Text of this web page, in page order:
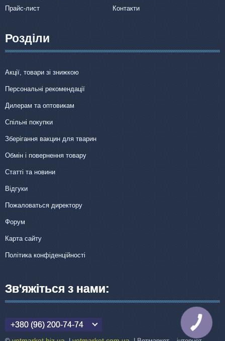
Прайс-лист
Контакти
Розділи
Акції, товари зі знижкою
Персональні рекомендації
Дилерам та оптовикам
Спільні покупки
Зберігання вакцин для тварин
Обмін і повернення товару
Статті та новини
Відгуки
Пожаловаться директору
Форум
Карта сайту
Політика конфіденційності
Зв'яжіться з нами:
+380 (96) 200-74-74
КНОПКА
ЗВ'ЯЗКУ